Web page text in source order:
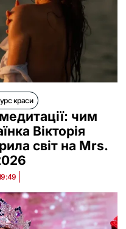
краси
чим
Вікторія
світ на Mrs.